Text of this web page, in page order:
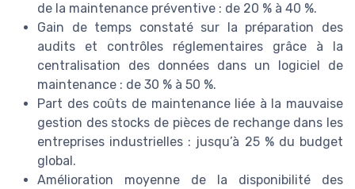
de la maintenance préventive : de 20 % à 40 %.
Gain de temps constaté sur la préparation des
audits et contrôles réglementaires grâce à la
centralisation des données dans un logiciel de
maintenance : de 30 % à 50 %.
Part des coûts de maintenance liée à la mauvaise
gestion des stocks de pièces de rechange dans les
entreprises industrielles : jusqu’à 25 % du budget
global.
Amélioration moyenne de la disponibilité des